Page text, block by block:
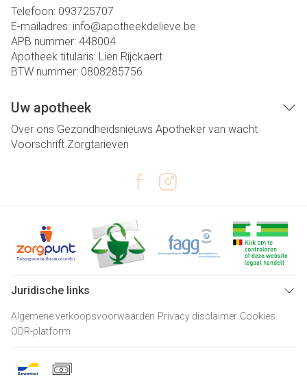
Telefoon: 093725707
E-mailadres: info@apotheekdelieve.be
APB nummer: 448004
Apotheek titularis: Lien Rijckaert
BTW nummer: 0808285756
Uw apotheek
Over ons Gezondheidsnieuws Apotheker van wacht
Voorschrift Zorgtarieven
Juridische links
Algemene verkoopsvoorwaarden Privacy disclaimer Cookies
ODR-platform